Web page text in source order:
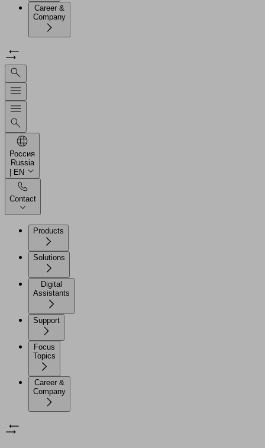
Career &
Company
Россия
Russia
| EN
Contact
Products
Solutions
Digital
Assistants
Support
Focus
Topics
Career &
Company